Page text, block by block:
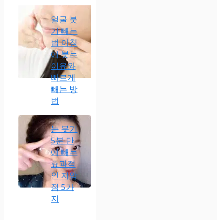
얼굴 붓
기 빼는
법 아침
에 붓는
이유와
빠르게
빼는 방
법
눈 붓기
5분 만
에 빼는
효과적
인 지압
점 5가
지